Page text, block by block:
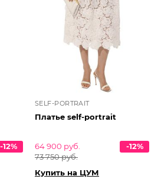
-12%
SELF-PORTRAIT
Платье self-portrait
64 900 руб.
73 750 руб.
-12%
Купить на ЦУМ